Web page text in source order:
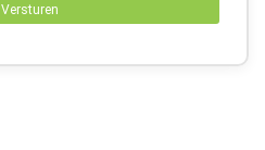
Versturen